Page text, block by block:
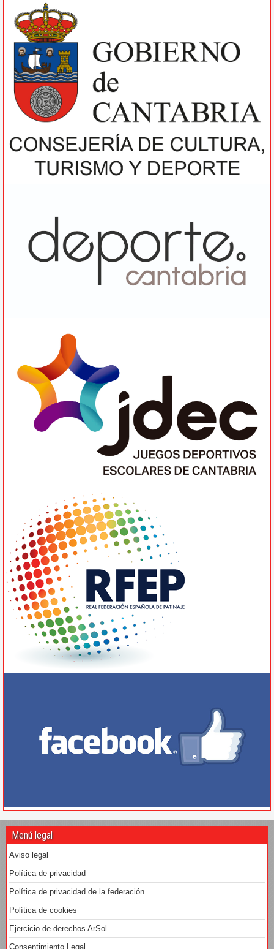
Menú legal
Aviso legal
Política de privacidad
Política de privacidad de la federación
Política de cookies
Ejercicio de derechos ArSol
Consentimiento Legal